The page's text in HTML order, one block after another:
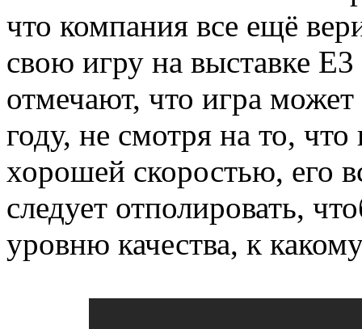
что компания все ещё
свою игру на выставке
отмечают, что игра
году, не смотря на то, что
хорошей скоростью, его
следует отполировать,
уровню качества, к